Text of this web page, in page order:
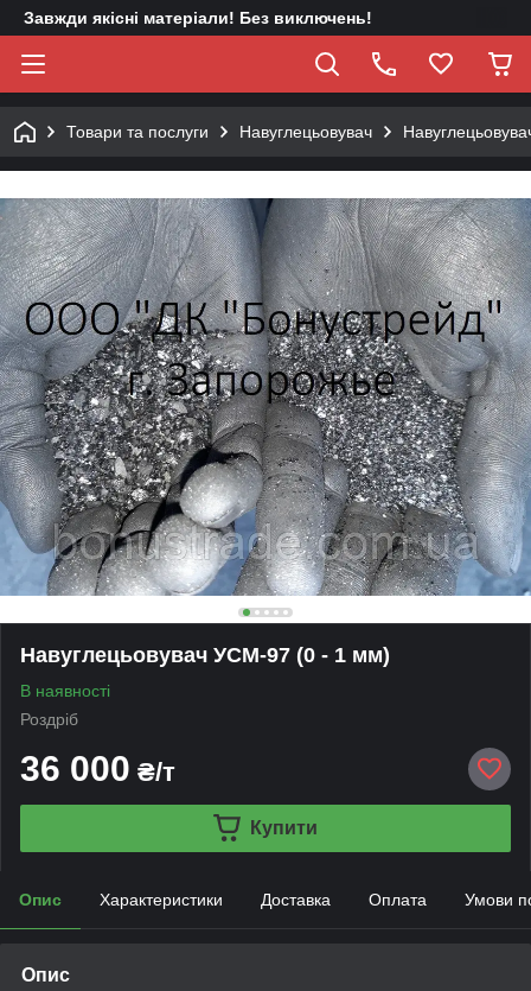
Завжди якісні матеріали! Без виключень!
Товари та послуги Навуглецьовувач
Навуглецьовувач УСМ-97 (0 - 1 мм)
В наявності
Роздріб
36 000 ₴/т
Купити
Опис Характеристики Доставка Оплата Умови
Опис